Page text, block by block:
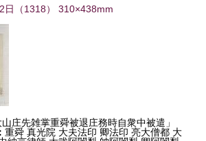
日 （1318） 310×438mm
庄先雑掌重舜被退庄務時自衆中被遣」
重舜 真光院 大夫法印 卿法印 亮大僧都 大